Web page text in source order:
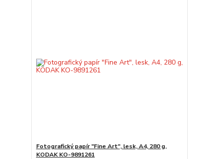
Fotografický papír "Fine Art", lesk, A4, 280 g,
KODAK KO-9891261